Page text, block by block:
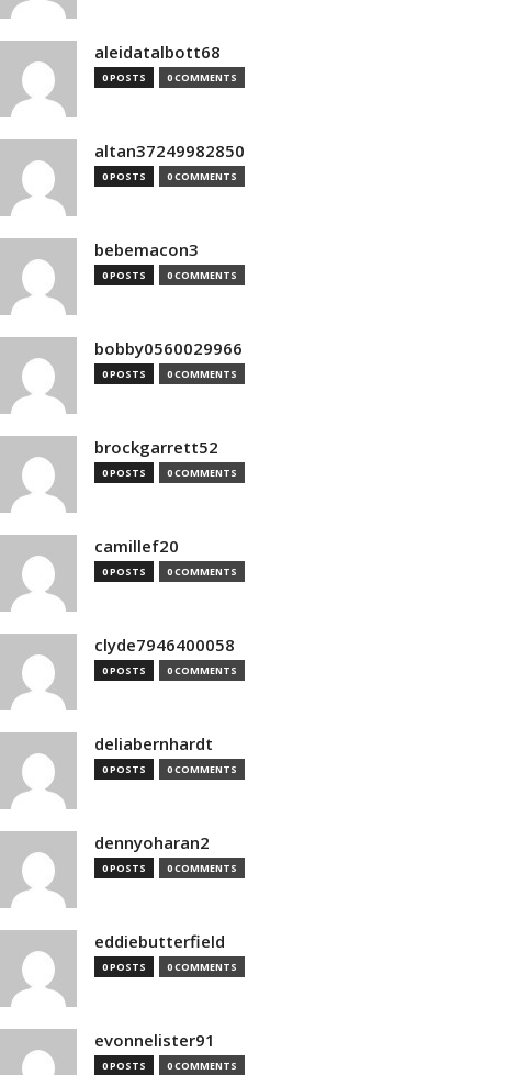
aleidatalbott68
0 POSTS 0 COMMENTS
altan37249982850
0 POSTS 0 COMMENTS
bebemacon3
0 POSTS 0 COMMENTS
bobby0560029966
0 POSTS 0 COMMENTS
brockgarrett52
0 POSTS 0 COMMENTS
camillef20
0 POSTS 0 COMMENTS
clyde7946400058
0 POSTS 0 COMMENTS
deliabernhardt
0 POSTS 0 COMMENTS
dennyoharan2
0 POSTS 0 COMMENTS
eddiebutterfield
0 POSTS 0 COMMENTS
evonnelister91
0 POSTS 0 COMMENTS